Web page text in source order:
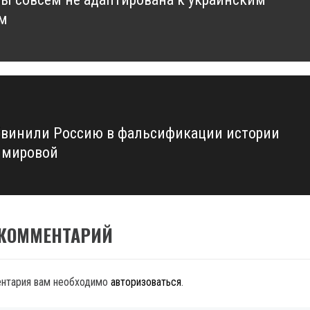
Россию в фальсификации истории
вам необходимо авторизоваться.